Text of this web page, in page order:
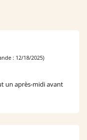
: 12/18/2025)
un après-midi avant